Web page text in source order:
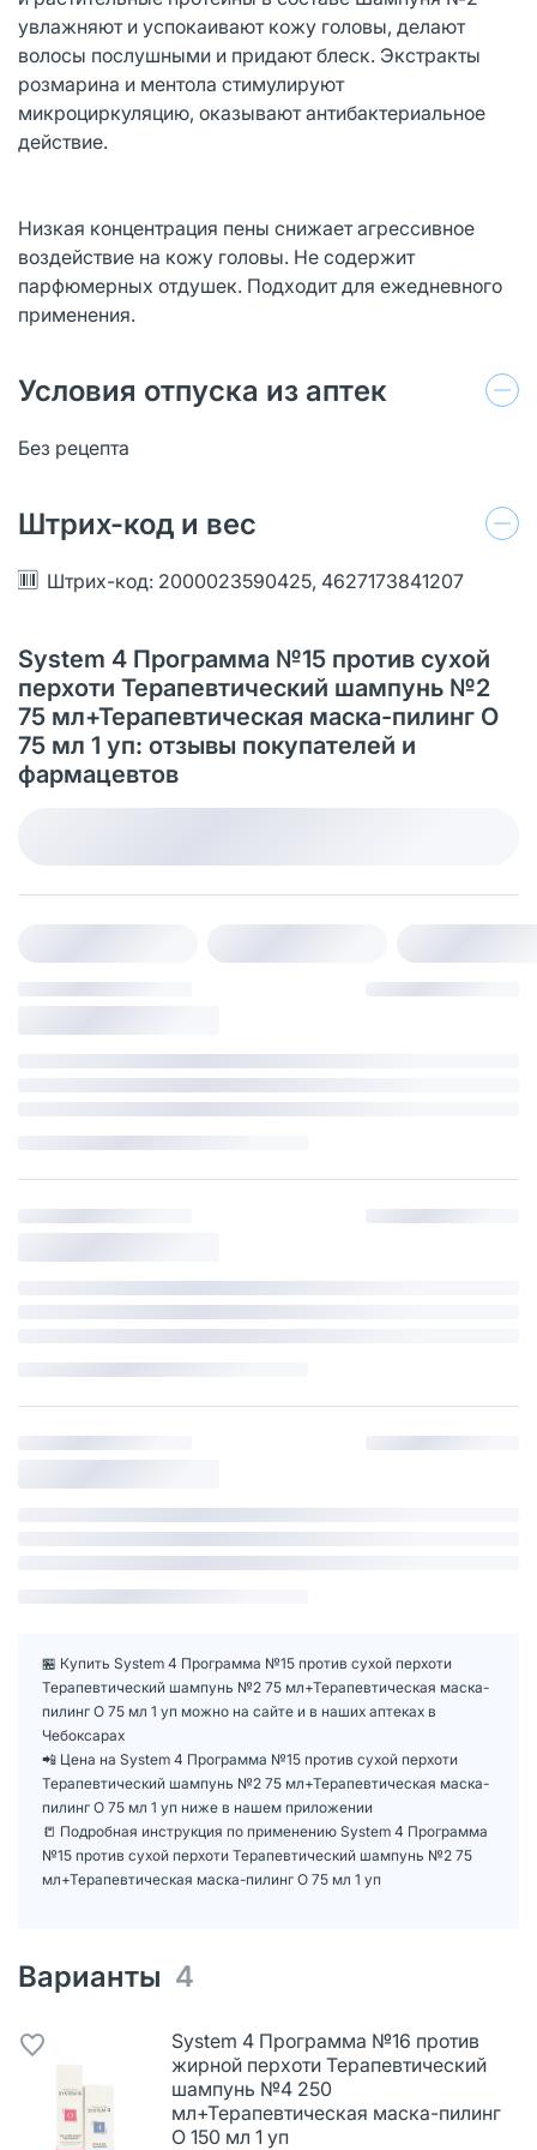
увлажняют и успокаивают кожу головы, делают
волосы послушными и придают блеск. Экстракты
розмарина и ментола стимулируют
микроциркуляцию, оказывают антибактериальное
действие.
Низкая концентрация пены снижает агрессивное
воздействие на кожу головы. Не содержит
парфюмерных отдушек. Подходит для ежедневного
применения.
Условия отпуска из аптек
Без рецепта
Штрих-код и вес
Штрих-код: 2000023590425, 4627173841207
System 4 Программа №15 против сухой
перхоти Терапевтический шампунь №2
75 мл+Терапевтическая маска-пилинг О
75 мл 1 уп: отзывы покупателей и
фармацевтов
🏪 Купить System 4 Программа №15 против сухой перхоти
Терапевтический шампунь №2 75 мл+Терапевтическая маска-
пилинг О 75 мл 1 уп можно на сайте и в наших аптеках в
Чебоксарах
📲 Цена на System 4 Программа №15 против сухой перхоти
Терапевтический шампунь №2 75 мл+Терапевтическая маска-
пилинг О 75 мл 1 уп ниже в нашем приложении
📒 Подробная инструкция по применению System 4 Программа
№15 против сухой перхоти Терапевтический шампунь №2 75
мл+Терапевтическая маска-пилинг О 75 мл 1 уп
Варианты 4
System 4 Программа №16 против
жирной перхоти Терапевтический
шампунь №4 250
мл+Терапевтическая маска-пилинг
О 150 мл 1 уп